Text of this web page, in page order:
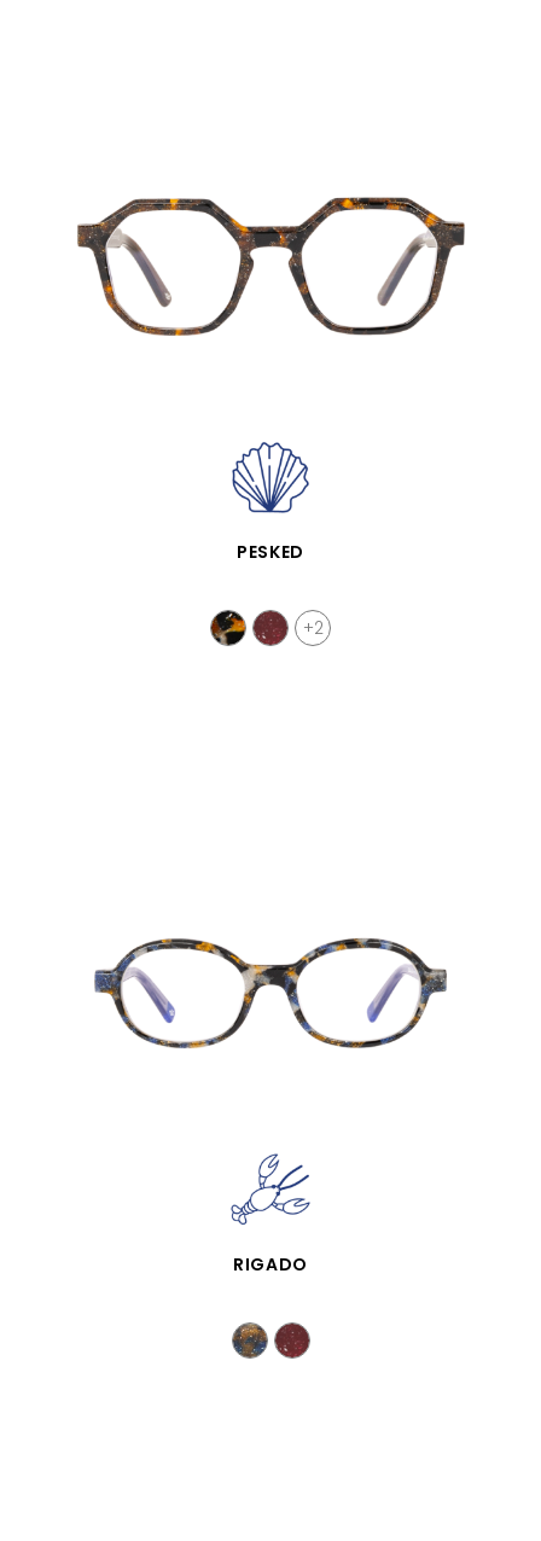
VISTA RÁPIDA
PESKED
+2
VISTA RÁPIDA
RIGADO